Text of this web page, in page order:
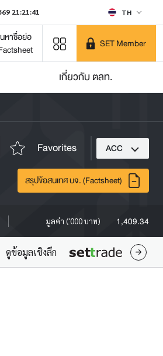
21:21:41 TH
หาชื่อย่อ
SET Member
เกี่ยวกับ ตลท.
Favorites ACC
สรุปข้อสนเทศ บจ. (Factsheet)
มูลค่า ('000 บาท) 1,409.34
ดูข้อมูลเชิงลึก